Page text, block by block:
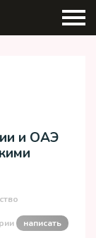
и ОАЭ
написать